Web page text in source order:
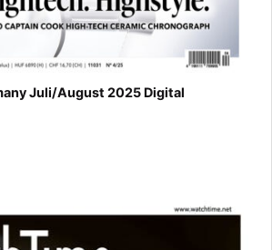
Juli/August 2025 Digital